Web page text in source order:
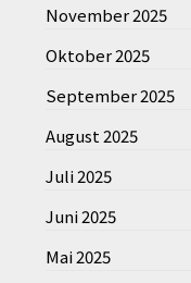
November 2025
Oktober 2025
September 2025
August 2025
Juli 2025
Juni 2025
Mai 2025